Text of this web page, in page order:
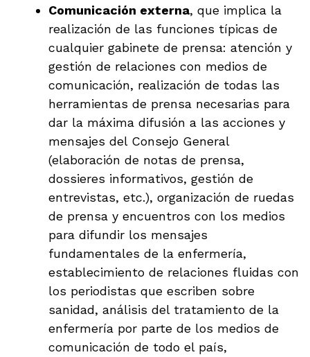
Comunicación externa, que implica la
realización de las funciones típicas de
cualquier gabinete de prensa: atención y
gestión de relaciones con medios de
comunicación, realización de todas las
herramientas de prensa necesarias para
dar la máxima difusión a las acciones y
mensajes del Consejo General
(elaboración de notas de prensa,
dossieres informativos, gestión de
entrevistas, etc.), organización de ruedas
de prensa y encuentros con los medios
para difundir los mensajes
fundamentales de la enfermería,
establecimiento de relaciones fluidas con
los periodistas que escriben sobre
sanidad, análisis del tratamiento de la
enfermería por parte de los medios de
comunicación de todo el país,